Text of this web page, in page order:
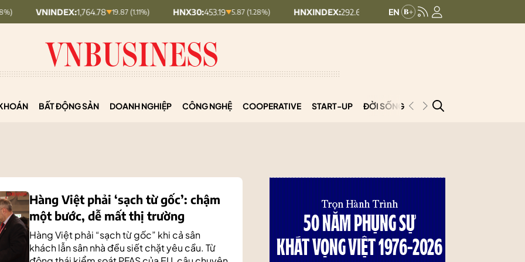
1,764.78 19.87 (1.11%) HNX30: 453.19 5.87 (1.28%) HNXINDEX: 292.64 8.56 (2.84%) UPCOMINDEX:
BẤT ĐỘNG SẢN DOANH NGHIỆP CÔNG NGHỆ COOPERATIVE START-UP ĐỜI SỐNG PODCAST
Hàng Việt phải ‘sạch từ gốc’: chậm
một bước, dễ mất thị trường
Hàng Việt phải “sạch từ gốc” khi cả sân
khách lẫn sân nhà đều siết chặt yêu cầu. Từ